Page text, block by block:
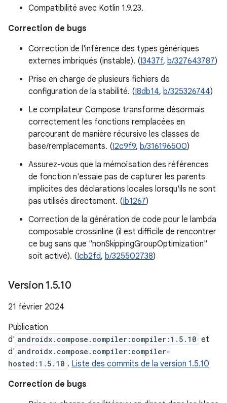
Compatibilité avec Kotlin 1.9.23.
Correction de bugs
Correction de l'inférence des types génériques
externes imbriqués (instable). (I3437f, b/327643787)
Prise en charge de plusieurs fichiers de
configuration de la stabilité. (I8db14, b/325326744)
Le compilateur Compose transforme désormais
correctement les fonctions remplacées en
parcourant de manière récursive les classes de
base/remplacements. (I2c9f9, b/316196500)
Assurez-vous que la mémoïsation des références
de fonction n'essaie pas de capturer les parents
implicites des déclarations locales lorsqu'ils ne sont
pas utilisés directement. (Ib1267)
Correction de la génération de code pour le lambda
composable crossinline (il est difficile de rencontrer
ce bug sans que "nonSkippingGroupOptimization"
soit activé). (Icb2fd, b/325502738)
Version 1.5.10
21 février 2024
Publication
d' androidx.compose.compiler:compiler:1.5.10 et
d' androidx.compose.compiler:compiler-
hosted:1.5.10 . Liste des commits de la version 1.5.10
Correction de bugs